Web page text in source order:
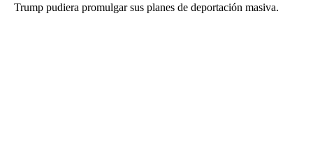
Trump pudiera promulgar sus planes de deportación masiva.